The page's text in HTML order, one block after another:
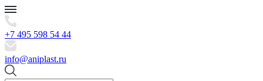
+7 495 598 54 44
info@aniplast.ru